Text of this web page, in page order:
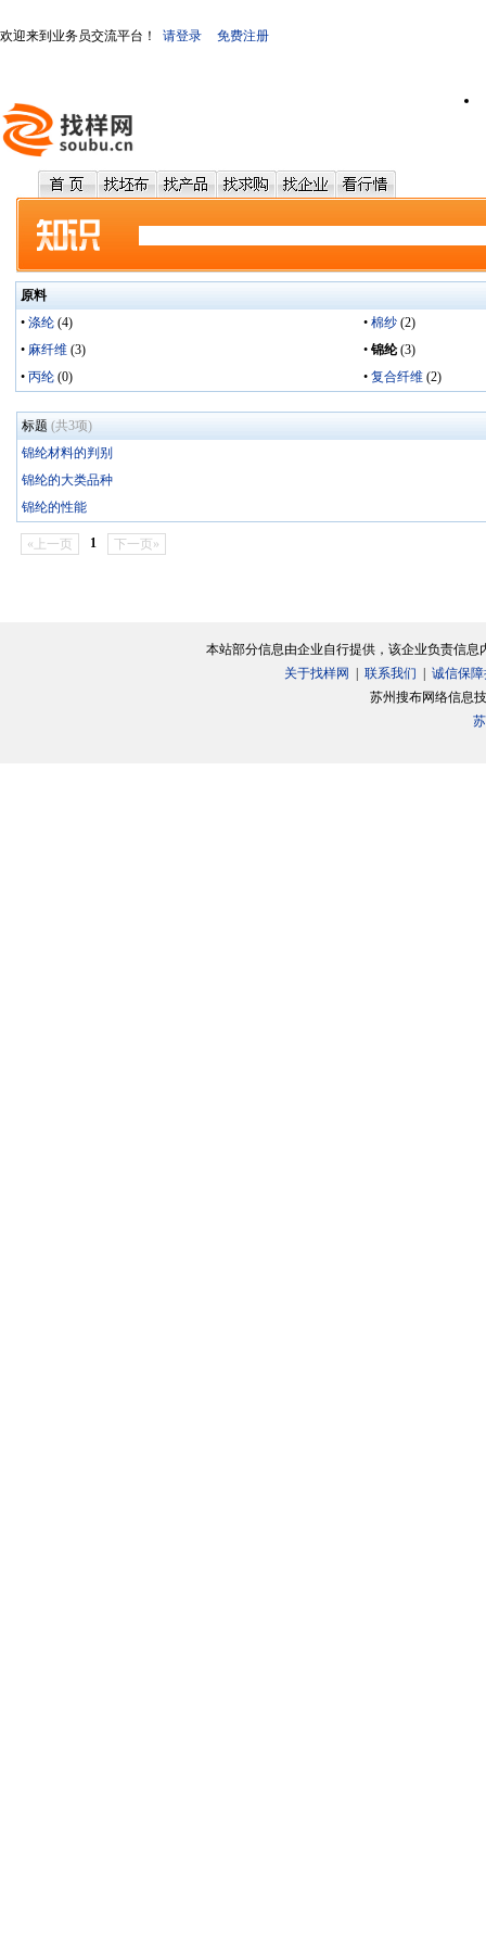
欢迎来到业务员交流平台！ 请登录 免费注册
原料
• 涤纶 (4) • 棉纱 (2)
• 麻纤维 (3) • 锦纶(3)
• 丙纶 (0) • 复合纤维 (2)
标题 (共3项)
锦纶材料的判别
锦纶的大类品种
锦纶的性能
«上一页 1 下一页»
本站部分信息由企业自行提供，该企业负责信
关于找样网
联系我们
诚信保
苏州搜布网络信息